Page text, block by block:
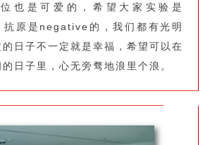
也是可爱的，希望大家实验是
原是negative的，我们都有光明
日子不一定就是幸福，希望可以在
日子里，心无旁骛地浪里个浪。